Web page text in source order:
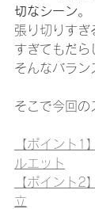
切なシーン。
張り切りすぎ
すぎてもだら
そんなバラン
そこで今回の
【ポイント1
ルエット
【ポイント2
立